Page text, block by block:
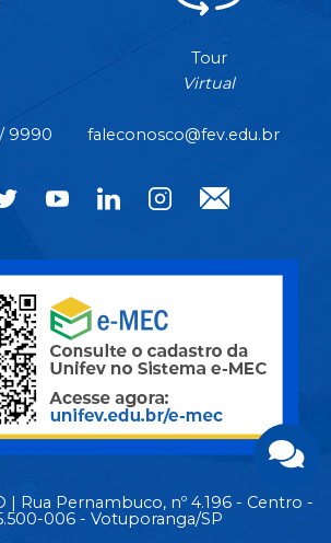
Tour
Virtual
9990 faleconosco@fev.edu.br
| Rua Pernambuco, nº 4.196 - Centro -
006 - Votuporanga/SP